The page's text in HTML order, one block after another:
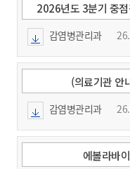
2026년도 3분기 중
감염병관리과
(의료기관 안
감염병관리과
에볼라바